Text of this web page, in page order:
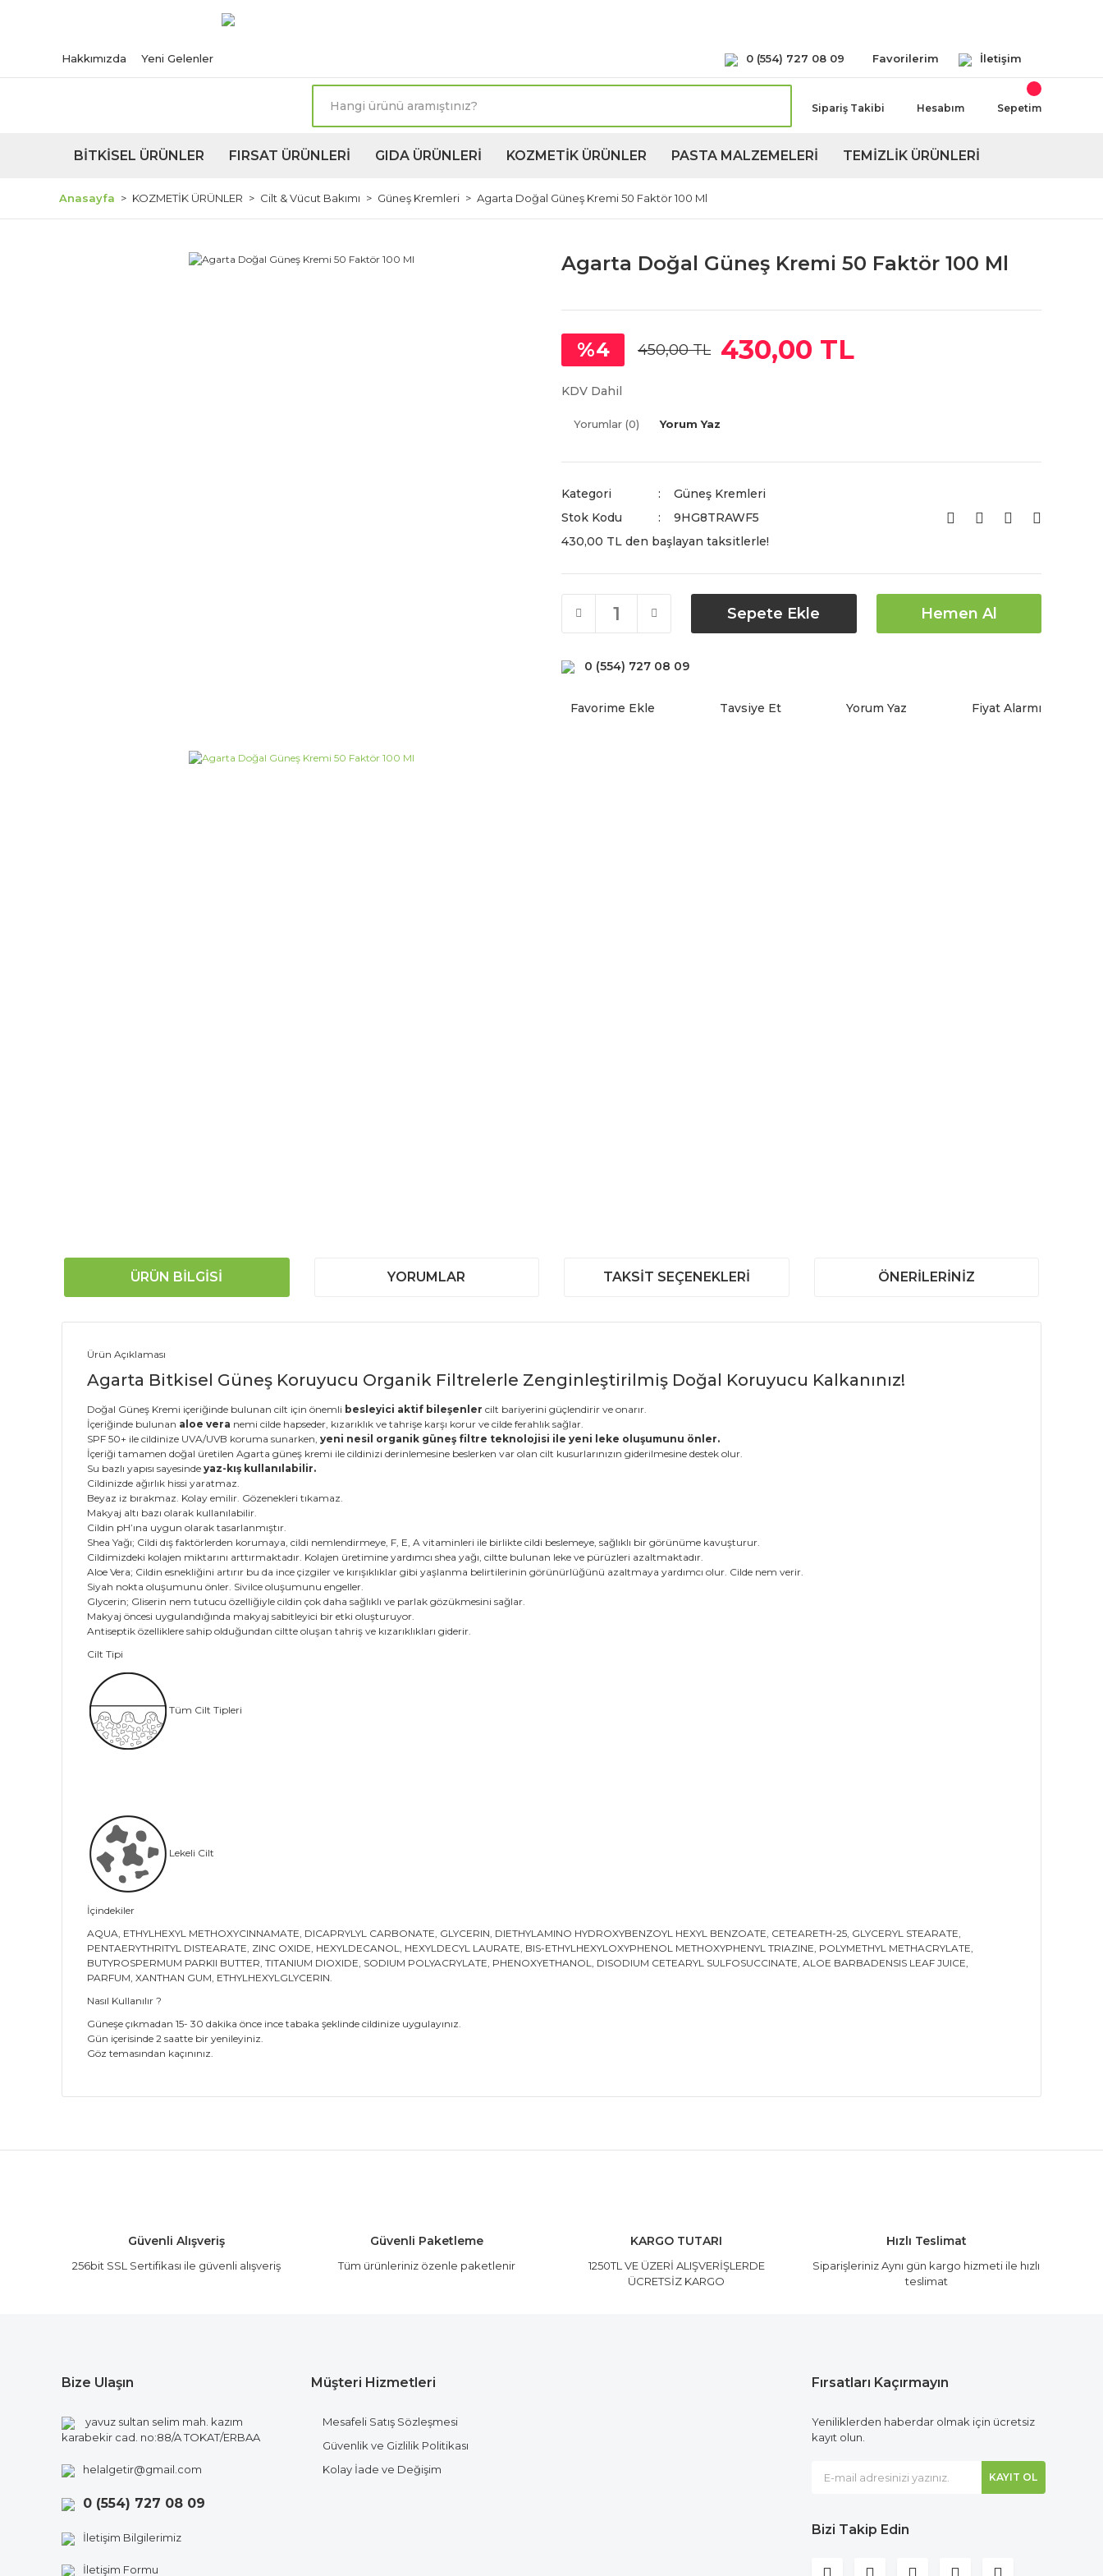
Hakkımızda Yeni Gelenler 0 (554) 727 08 09 Favorilerim İletişim
Sipariş Takibi Hesabım Sepetim
BİTKİSEL ÜRÜNLER FIRSAT ÜRÜNLERİ GIDA ÜRÜNLERİ KOZMETİK ÜRÜNLER PASTA MALZEMELERİ TEMİZLİK ÜRÜNLERİ
Anasayfa KOZMETİK ÜRÜNLER Cilt & Vücut Bakımı Güneş Kremleri Agarta Doğal Güneş Kremi 50 Faktör 100 Ml
Agarta Doğal Güneş Kremi 50 Faktör 100 Ml
%4 450,00 TL 430,00 TL
KDV Dahil
Yorumlar (0) Yorum Yaz
Kategori
Güneş Kremleri
Stok Kodu
9HG8TRAWF5
430,00 TL den başlayan taksitlerle!
Sepete Ekle Hemen Al
0 (554) 727 08 09
Tavsiye Et Yorum Yaz Fiyat Alarmı
ÜRÜN BILGISI YORUMLAR TAKSIT SEÇENEKLERI ÖNERILERINIZ
Ürün Açıklaması
Agarta Bitkisel Güneş Koruyucu Organik Filtrelerle Zenginleştirilmiş Doğal Koruyucu Kalkanınız!
Doğal Güneş Kremi içeriğinde bulunan cilt için önemli besleyici aktif bileşenler cilt bariyerini güçlendirir ve onarır.
İçeriğinde bulunan aloe vera nemi cilde hapseder, kızarıklık ve tahrişe karşı korur ve cilde ferahlık sağlar.
SPF 50+ ile cildinize UVA/UVB koruma sunarken, yeni nesil organik güneş filtre teknolojisi ile yeni leke oluşumunu önler.
İçeriği tamamen doğal üretilen Agarta güneş kremi ile cildinizi derinlemesine beslerken var olan cilt kusurlarınızın giderilmesine destek olur.
Su bazlı yapısı sayesinde yaz-kış kullanılabilir.
Cildinizde ağırlık hissi yaratmaz.
Beyaz iz bırakmaz. Kolay emilir. Gözenekleri tıkamaz.
Makyaj altı bazı olarak kullanılabilir.
Cildin pH’ına uygun olarak tasarlanmıştır.
Shea Yağı; Cildi dış faktörlerden korumaya, cildi nemlendirmeye, F, E, A vitaminleri ile birlikte cildi beslemeye, sağlıklı bir görünüme kavuşturur.
Cildimizdeki kolajen miktarını arttırmaktadır. Kolajen üretimine yardımcı shea yağı, ciltte bulunan leke ve pürüzleri azaltmaktadır.
Aloe Vera; Cildin esnekliğini artırır bu da ince çizgiler ve kırışıklıklar gibi yaşlanma belirtilerinin görünürlüğünü azaltmaya yardımcı olur. Cilde nem verir.
Siyah nokta oluşumunu önler. Sivilce oluşumunu engeller.
Glycerin; Gliserin nem tutucu özelliğiyle cildin çok daha sağlıklı ve parlak gözükmesini sağlar.
Makyaj öncesi uygulandığında makyaj sabitleyici bir etki oluşturuyor.
Antiseptik özelliklere sahip olduğundan ciltte oluşan tahriş ve kızarıklıkları giderir.
Cilt Tipi
Tüm Cilt Tipleri
Lekeli Cilt
İçindekiler
AQUA, ETHYLHEXYL METHOXYCINNAMATE, DICAPRYLYL CARBONATE, GLYCERIN, DIETHYLAMINO HYDROXYBENZOYL HEXYL BENZOATE, CETEARETH-25, GLYCERYL STEARATE,
PENTAERYTHRITYL DISTEARATE, ZINC OXIDE, HEXYLDECANOL, HEXYLDECYL LAURATE, BIS-ETHYLHEXYLOXYPHENOL METHOXYPHENYL TRIAZINE, POLYMETHYL METHACRYLATE,
BUTYROSPERMUM PARKII BUTTER, TITANIUM DIOXIDE, SODIUM POLYACRYLATE, PHENOXYETHANOL, DISODIUM CETEARYL SULFOSUCCINATE, ALOE BARBADENSIS LEAF JUICE,
PARFUM, XANTHAN GUM, ETHYLHEXYLGLYCERIN.
Nasıl Kullanılır ?
Güneşe çıkmadan 15- 30 dakika önce ince tabaka şeklinde cildinize uygulayınız.
Gün içerisinde 2 saatte bir yenileyiniz.
Göz temasından kaçınınız.
Bu ürüne ilk yorumu siz yapın!
Güvenli Alışveriş
256bit SSL Sertifikası ile güvenli alışveriş
Güvenli Paketleme
Tüm ürünleriniz özenle paketlenir
KARGO TUTARI
1250TL VE ÜZERİ ALIŞVERİŞLERDE
ÜCRETSİZ KARGO
Hızlı Teslimat
Siparişleriniz Aynı gün kargo hizmeti ile hızlı
teslimat
Bize Ulaşın
yavuz sultan selim mah. kazım
karabekir cad. no:88/A TOKAT/ERBAA
helalgetir@gmail.com
0 (554) 727 08 09
İletişim Bilgilerimiz
İletişim Formu
Müşteri Hizmetleri
Mesafeli Satış Sözleşmesi
Güvenlik ve Gizlilik Politikası
Kolay İade ve Değişim
Fırsatları Kaçırmayın
Yeniliklerden haberdar olmak için ücretsiz
kayıt olun.
KAYIT OL
Bizi Takip Edin